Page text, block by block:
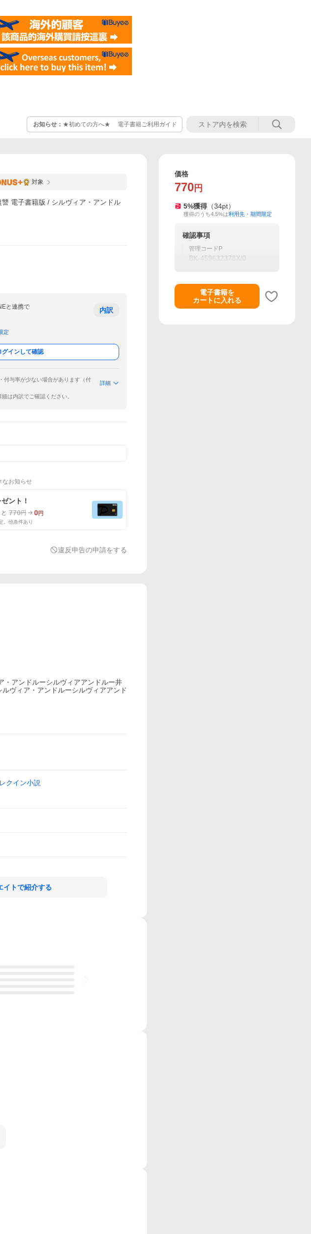
お知らせ： ★初めての方へ★ 電子書籍ご利用ガイド
対象
電子書籍版 / シルヴィア・アンドル
と連携で
定
内訳
グインして確認
付与率が少ない場合があります（付
詳細
は内訳でご確認ください。
なお知らせ
ント！
770円 0円
。他条件あり
違反申告の申請をする
・アンドルーシルヴィアアンドルー井
ヴィア・アンドルーシルヴィアアンド
クイン小説
イトで紹介する
価格
770 円
5%獲得 （34pt）
獲得のうち4.5%は利用先・期間限定
確認事項
管理コードP
BK-459632378X/0
電子書籍を
カートに入れる